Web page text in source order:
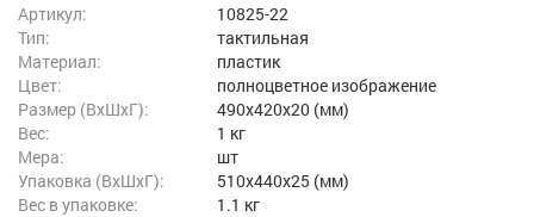
Артикул:
10825-22
Тип:
тактильная
Материал:
пластик
Цвет:
полноцветное изображение
Размер (ВxШxГ):
490x420x20 (мм)
Вес:
1 кг
Мера:
шт
Упаковка (ВхШхГ):
510x440x25 (мм)
Вес в упаковке:
1.1 кг